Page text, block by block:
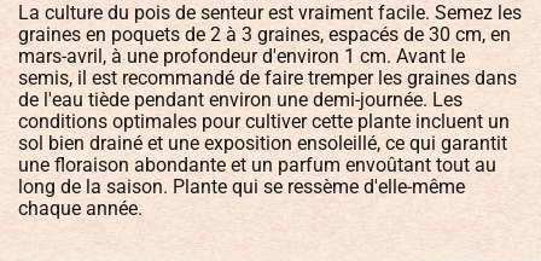
La culture du pois de senteur est vraiment facile. Semez les
graines en poquets de 2 à 3 graines, espacés de 30 cm, en
mars-avril, à une profondeur d'environ 1 cm. Avant le
semis, il est recommandé de faire tremper les graines dans
de l'eau tiède pendant environ une demi-journée. Les
conditions optimales pour cultiver cette plante incluent un
sol bien drainé et une exposition ensoleillé, ce qui garantit
une floraison abondante et un parfum envoûtant tout au
long de la saison. Plante qui se ressème d'elle-même
chaque année.